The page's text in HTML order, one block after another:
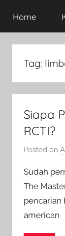
Home
Tag:
Siapa
RCTI?
Posted on
Sudah
The
pencarian
american